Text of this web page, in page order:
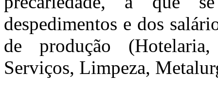
despedimentos e dos
de produção
Serviços, Limpeza,